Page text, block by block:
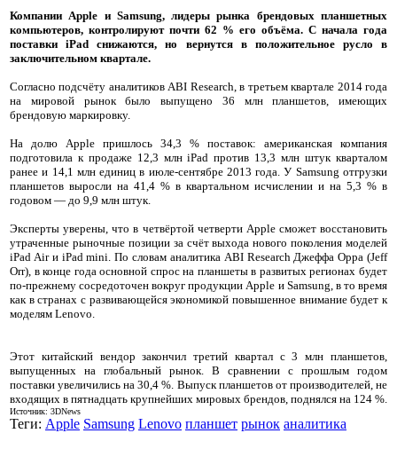
Компании Apple и Samsung, лидеры рынка брендовых планшетных
компьютеров, контролируют почти 62 % его объёма. С начала года
поставки iPad снижаются, но вернутся в положительное русло в
заключительном квартале.
Согласно подсчёту аналитиков ABI Research, в третьем квартале 2014 года
на мировой рынок было выпущено 36 млн планшетов, имеющих
брендовую маркировку.
На долю Apple пришлось 34,3 % поставок: американская компания
подготовила к продаже 12,3 млн iPad против 13,3 млн штук кварталом
ранее и 14,1 млн единиц в июле-сентябре 2013 года. У Samsung отгрузки
планшетов выросли на 41,4 % в квартальном исчислении и на 5,3 % в
годовом — до 9,9 млн штук.
Эксперты уверены, что в четвёртой четверти Apple сможет восстановить
утраченные рыночные позиции за счёт выхода нового поколения моделей
iPad Air и iPad mini. По словам аналитика ABI Research Джеффа Орра (Jeff
Orr), в конце года основной спрос на планшеты в развитых регионах будет
по-прежнему сосредоточен вокруг продукции Apple и Samsung, в то время
как в странах с развивающейся экономикой повышенное внимание будет к
моделям Lenovo.
Этот китайский вендор закончил третий квартал с 3 млн планшетов,
выпущенных на глобальный рынок. В сравнении с прошлым годом
поставки увеличились на 30,4 %. Выпуск планшетов от производителей, не
входящих в пятнадцать крупнейших мировых брендов, поднялся на 124 %.
Источник: 3DNews
Теги: Apple Samsung Lenovo планшет рынок аналитика